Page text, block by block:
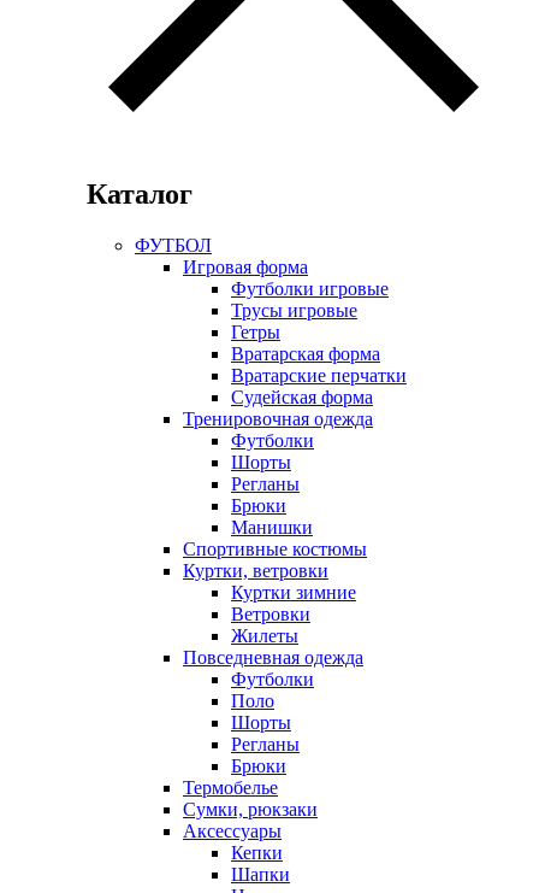
Каталог
ФУТБОЛ
Игровая форма
Футболки игровые
Трусы игровые
Гетры
Вратарская форма
Вратарские перчатки
Судейская форма
Тренировочная одежда
Футболки
Шорты
Регланы
Брюки
Манишки
Спортивные костюмы
Куртки, ветровки
Куртки зимние
Ветровки
Жилеты
Повседневная одежда
Футболки
Поло
Шорты
Регланы
Брюки
Термобелье
Сумки, рюкзаки
Аксессуары
Кепки
Шапки